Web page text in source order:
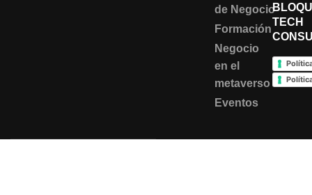
de Negocio
Formación
Negocio
en el
metaverso
Eventos
TECH